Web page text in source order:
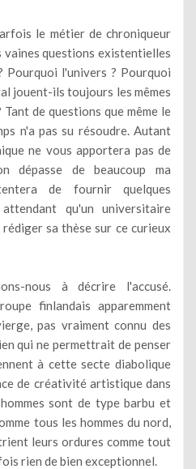
le métier de chroniqueur
vaines questions existentielles
Pourquoi l'univers ? Pourquoi
jouent-ils toujours les mêmes
de questions que même le
n'a pas su résoudre. Autant
ne vous apportera pas de
dépasse de beaucoup ma
de fournir quelques
qu'un universitaire
sa thèse sur ce curieux
nous à décrire l'accusé.
finlandais apparemment
pas vraiment connu des
qui ne permettrait de penser
à cette secte diabolique
de créativité artistique dans
sont de type barbu et
tous les hommes du nord,
leurs ordures comme tout
rien de bien exceptionnel.